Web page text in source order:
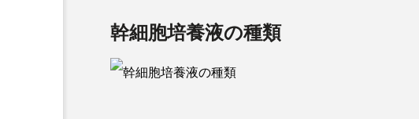
幹細胞培養液の種類